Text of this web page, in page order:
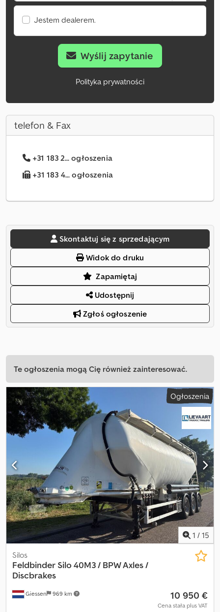
Jestem dealerem.
Wyślij zapytanie
Polityka prywatności
telefon & Fax
+31 183 2... ogłoszenia
+31 183 4... ogłoszenia
Skontaktuj się z sprzedającym
Widok do druku
Zapamiętaj
Udostępnij
Zgłoś ogłoszenie
Te ogłoszenia mogą Cię również zainteresować.
Ogłoszenia
1 / 15
Giessen 969 km
Silos
Feldbinder Silo 40M3 / BPW Axles /
Discbrakes
10 950 €
Cena stała plus VAT